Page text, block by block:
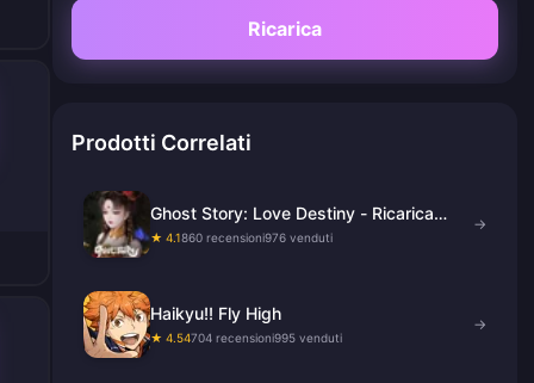
Ricarica
Prodotti Correlati
Ghost Story: Love Destiny - Ricarica
Giada
★ 4.1860 recensioni976 venduti
→
Haikyu!! Fly High
★ 4.54704 recensioni995 venduti
→